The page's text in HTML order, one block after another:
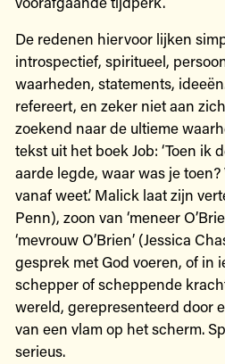
De redenen hiervoor lijken
introspectief, spiritueel,
waarheden, statements,
refereert, en zeker niet aan
zoekend naar de ultieme
tekst uit het boek Job: ‘Toen ik
aarde legde, waar was je
vanaf weet.’ Malick laat zijn
Penn), zoon van ‘meneer
‘mevrouw O’Brien’ (Jessica
gesprek met God voeren, of in
schepper of scheppende
wereld, gerepresenteerd door
van een vlam op het scherm.
serieus.